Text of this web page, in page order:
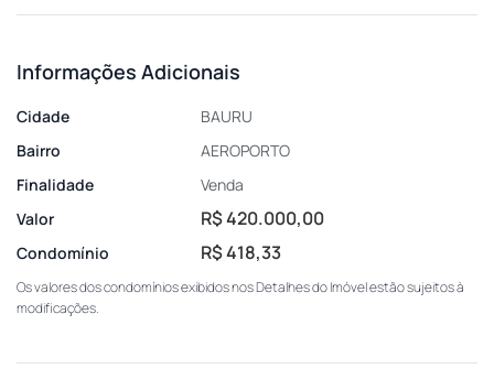
Informações Adicionais
Cidade
BAURU
Bairro
AEROPORTO
Finalidade
Venda
Valor
R$ 420.000,00
Condomínio R$ 418,33
Os valores dos condomínios exibidos nos Detalhes do Imóvel estão sujeitos à
modificações.